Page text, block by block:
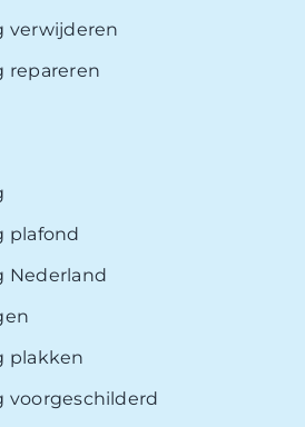
verwijderen
repareren
plafond
Nederland
plakken
voorgeschilderd